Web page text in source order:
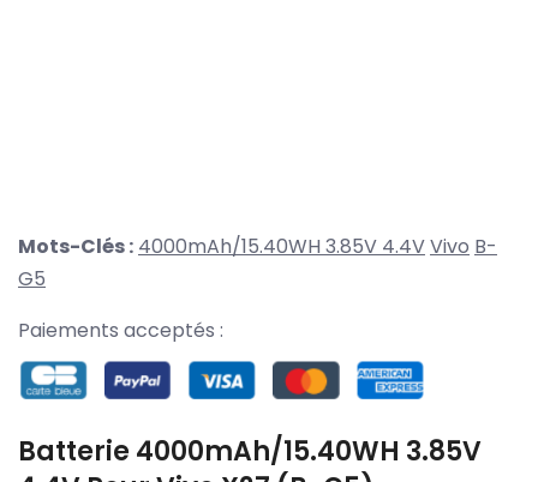
Mots-Clés : 4000mAh/15.40WH 3.85V 4.4VVivo B-
G5
Paiements acceptés :
Batterie 4000mAh/15.40WH 3.85V